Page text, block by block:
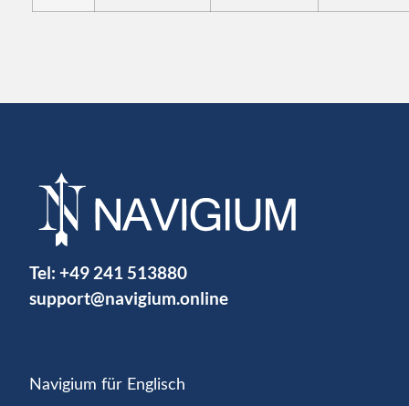
Tel: +49 241 513880
support@navigium.online
Navigium für Englisch